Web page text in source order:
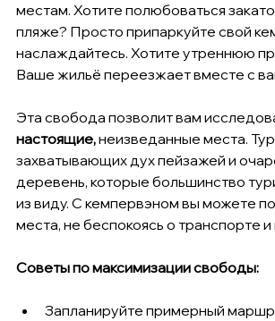
местам. Хотите полюбоваться
пляже? Просто припаркуйте свой
наслаждайтесь. Хотите утреннюю
Ваше жильё переезжает вместе с
Эта свобода позволит вам
настоящие, неизведанные места.
захватывающих дух пейзажей и
деревень, которые большинство
из виду. С кемпервэном вы можете
места, не беспокоясь о транспорте
Советы по максимизации свободы:
Запланируйте примерный